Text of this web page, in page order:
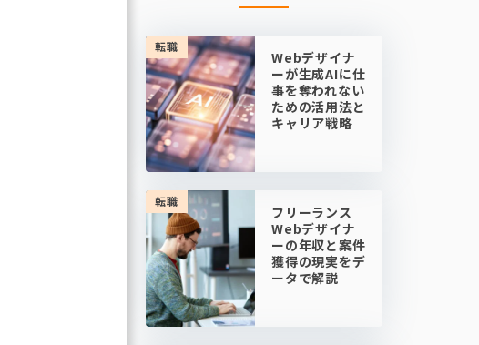
転職
Webデザイナ
ーが生成AIに仕
事を奪われない
ための活用法と
キャリア戦略
転職
フリーランス
Webデザイナ
ーの年収と案件
獲得の現実をデ
ータで解説